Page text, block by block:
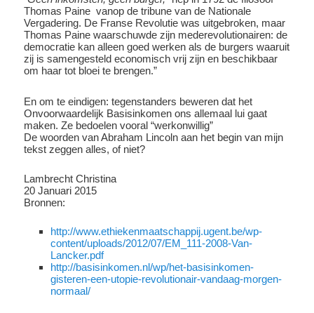
Thomas Paine vanop de tribune van de Nationale
Vergadering. De Franse Revolutie was uitgebroken, maar
Thomas Paine waarschuwde zijn mederevolutionairen: de
democratie kan alleen goed werken als de burgers waaruit
zij is samengesteld economisch vrij zijn en beschikbaar
om haar tot bloei te brengen.”
En om te eindigen: tegenstanders beweren dat het
Onvoorwaardelijk Basisinkomen ons allemaal lui gaat
maken. Ze bedoelen vooral “werkonwillig”
De woorden van Abraham Lincoln aan het begin van mijn
tekst zeggen alles, of niet?
Lambrecht Christina
20 Januari 2015
Bronnen:
http://www.ethiekenmaatschappij.ugent.be/wp-
content/uploads/2012/07/EM_ 111-2008-Van-
Lancker.pdf
http://basisinkomen.nl/wp/het-basisinkomen-
gisteren-een-utopie-revolutionair-vandaag-morgen-
normaal/